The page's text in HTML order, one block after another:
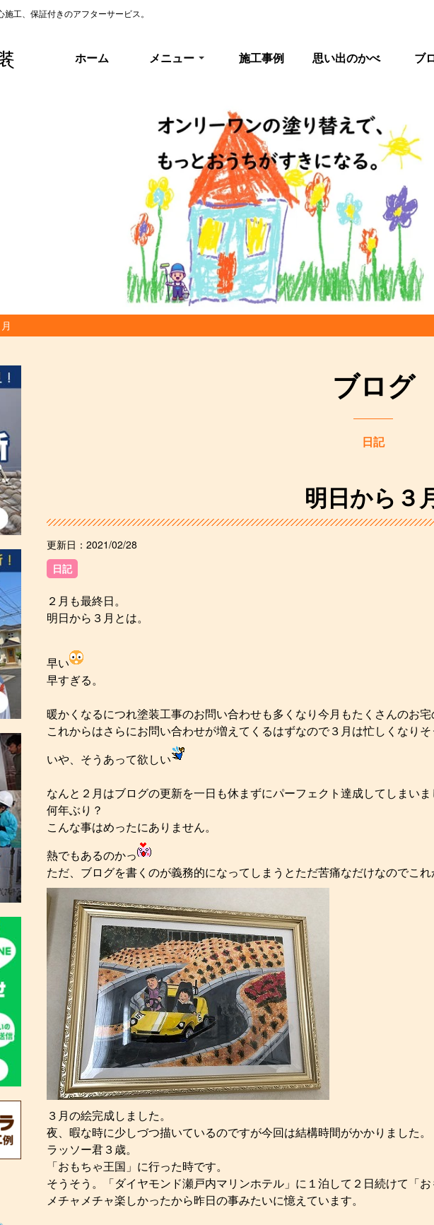
工、保証付きのアフターサービス。
ホーム メニュー 施工事例 思い出のかべ ブ
ブログ
日記
明日から３
更新日： 2021/02/28
日記
２月も最終日。
明日から３月とは。
早い
早すぎる。
暖かくなるにつれ塗装工事のお問い合わせも多くなり今月もたくさんのお
これからはさらにお問い合わせが増えてくるはずなので３月は忙しくなり
いや、そうあって欲しい
なんと２月はブログの更新を一日も休まずにパーフェクト達成してしまい
何年ぶり？
こんな事はめったにありません。
熱でもあるのかっ
ただ、ブログを書くのが義務的になってしまうとただ苦痛なだけなのでこ
３月の絵完成しました。
夜、暇な時に少しづつ描いているのですが今回は結構時間がかかりました。
ラッソー君３歳。
「おもちゃ王国」に行った時です。
そうそう。「ダイヤモンド瀬戸内マリンホテル」に１泊して２日続けて「
メチャメチャ楽しかったから昨日の事みたいに憶えています。